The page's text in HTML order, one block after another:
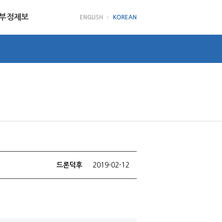
정제보 ENGLISH KOREAN
2019-02-12
드론덕후